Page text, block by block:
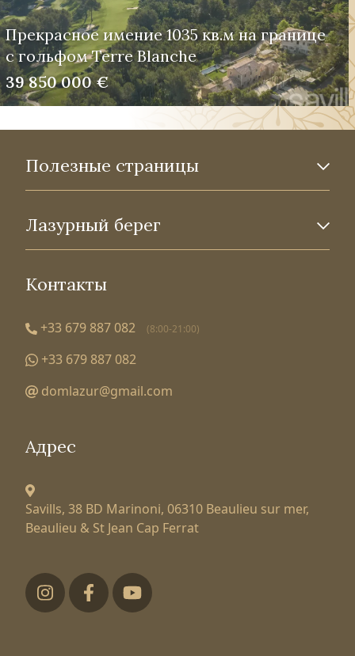
Прекрасное имение 1035 кв.м на границе
с гольфом Terre Blanche
39 850 000 €
Полезные страницы
Лазурный берег
Контакты
+33 679 887 082 (8:00-21:00)
+33 679 887 082
domlazur@gmail.com
Адрес
Savills, 38 BD Marinoni, 06310 Beaulieu sur mer,
Beaulieu & St Jean Cap Ferrat